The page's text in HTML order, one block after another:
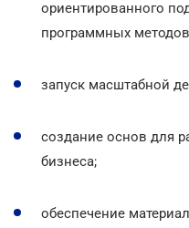
ориентированного
программных
запуск масштабной
создание основ для
бизнеса;
обеспечение